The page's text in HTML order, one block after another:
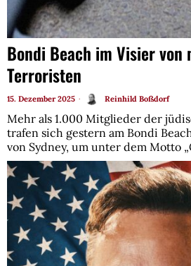
Bondi Beach im Visier von
Terroristen
15. Dezember 2025 Reinhild Boßdorf
Mehr als 1.000 Mitglieder der
trafen sich gestern am Bondi
von Sydney, um unter dem Motto